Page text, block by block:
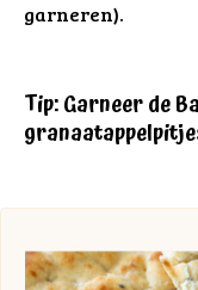
garneren).
Tip: Garneer de